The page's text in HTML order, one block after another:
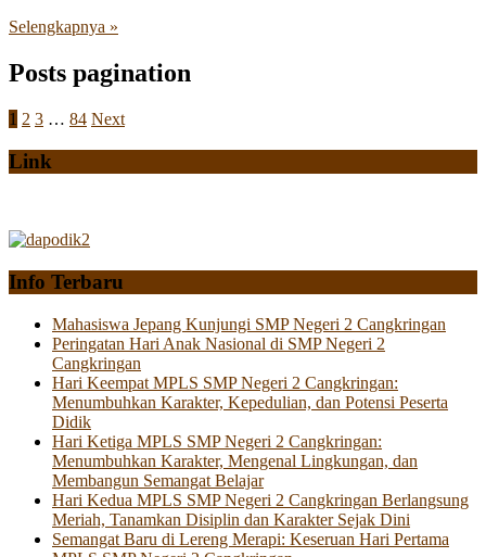
Selengkapnya »
Posts pagination
1 2 3 … 84 Next
Link
Info Terbaru
Mahasiswa Jepang Kunjungi SMP Negeri 2 Cangkringan
Peringatan Hari Anak Nasional di SMP Negeri 2
Cangkringan
Hari Keempat MPLS SMP Negeri 2 Cangkringan:
Menumbuhkan Karakter, Kepedulian, dan Potensi Peserta
Didik
Hari Ketiga MPLS SMP Negeri 2 Cangkringan:
Menumbuhkan Karakter, Mengenal Lingkungan, dan
Membangun Semangat Belajar
Hari Kedua MPLS SMP Negeri 2 Cangkringan Berlangsung
Meriah, Tanamkan Disiplin dan Karakter Sejak Dini
Semangat Baru di Lereng Merapi: Keseruan Hari Pertama